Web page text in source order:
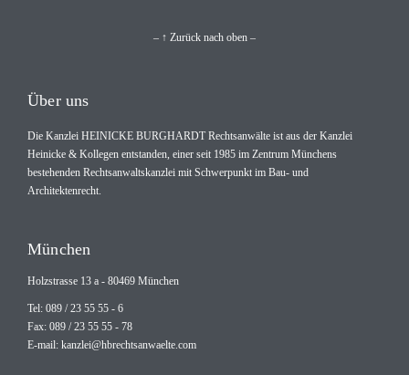
– ↑ Zurück nach oben –
Über uns
Die Kanzlei HEINICKE BURGHARDT Rechtsanwälte ist aus der Kanzlei
Heinicke & Kollegen entstanden, einer seit 1985 im Zentrum Münchens
bestehenden Rechtsanwaltskanzlei mit Schwerpunkt im Bau- und
Architektenrecht.
München
Holzstrasse 13 a - 80469 München
Tel: 089 / 23 55 55 - 6
Fax: 089 / 23 55 55 - 78
E-mail: kanzlei@hbrechtsanwaelte.com